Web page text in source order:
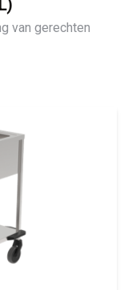
van gerechten